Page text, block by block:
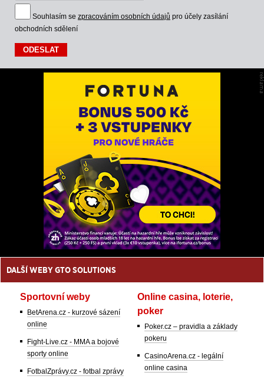
Souhlasím se zpracováním osobních údajů pro účely zasílání
obchodních sdělení
DALŠÍ WEBY GTO SOLUTIONS
Sportovní weby
BetArena.cz - kurzové sázení
online
Fight-Live.cz - MMA a bojové
sporty online
FotbalZprávy.cz - fotbal zprávy
Online casina, loterie,
poker
Poker.cz – pravidla a základy
pokeru
CasinoArena.cz - legální
online casina